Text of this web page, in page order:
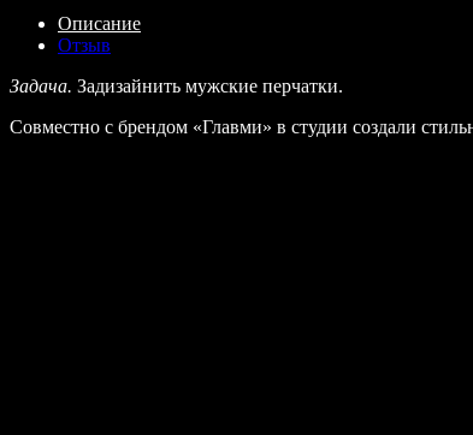
Описание
Отзыв
Задача. Задизайнить мужские перчатки.
Совместно с брендом «Главми» в студии создали